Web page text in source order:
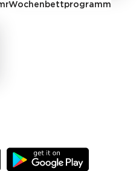
Wochenbettprogramm